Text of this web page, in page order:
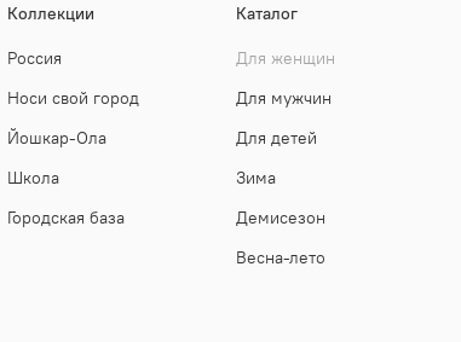
Коллекции
Россия
Носи свой город
Йошкар-Ола
Школа
Городская база
Каталог
Для женщин
Для мужчин
Для детей
Зима
Демисезон
Весна-лето